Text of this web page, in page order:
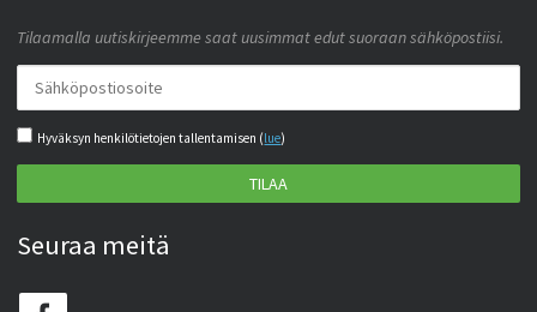
Tilaamalla uutiskirjeemme saat uusimmat edut suoraan sähköpostiisi.
Hyväksyn henkilötietojen tallentamisen (lue)
TILAA
Seuraa meitä